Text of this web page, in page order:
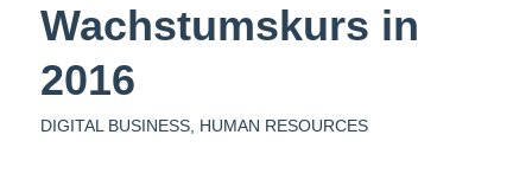
Wachstumskurs in
2016
DIGITAL BUSINESS, HUMAN RESOURCES